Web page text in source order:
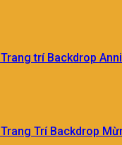
Trang trí Backdrop
Trang Trí Backdrop